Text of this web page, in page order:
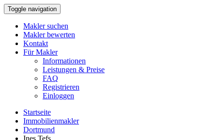
Toggle navigation
Makler suchen
Makler bewerten
Kontakt
Für Makler
Informationen
Leistungen & Preise
FAQ
Registrieren
Einloggen
Startseite
Immobilienmakler
Dortmund
Ines Tefs